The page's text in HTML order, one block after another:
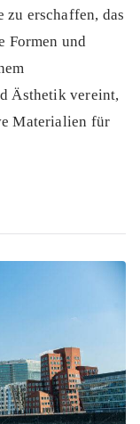
zu erschaffen, das
Formen und
Ästhetik vereint,
Materialien für